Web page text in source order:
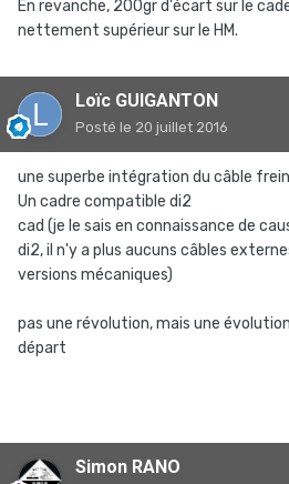
En revanche, 200gr d'écart sur le
nettement supérieur sur le HM.
Loïc GUIGANTON
Posté le 20 juillet 2016
une superbe intégration du câble frein
Un cadre compatible di2
cad (je le sais en connaissance de
di2, il n'y a plus aucuns câbles
versions mécaniques)
pas une révolution, mais une
départ
Simon RANO